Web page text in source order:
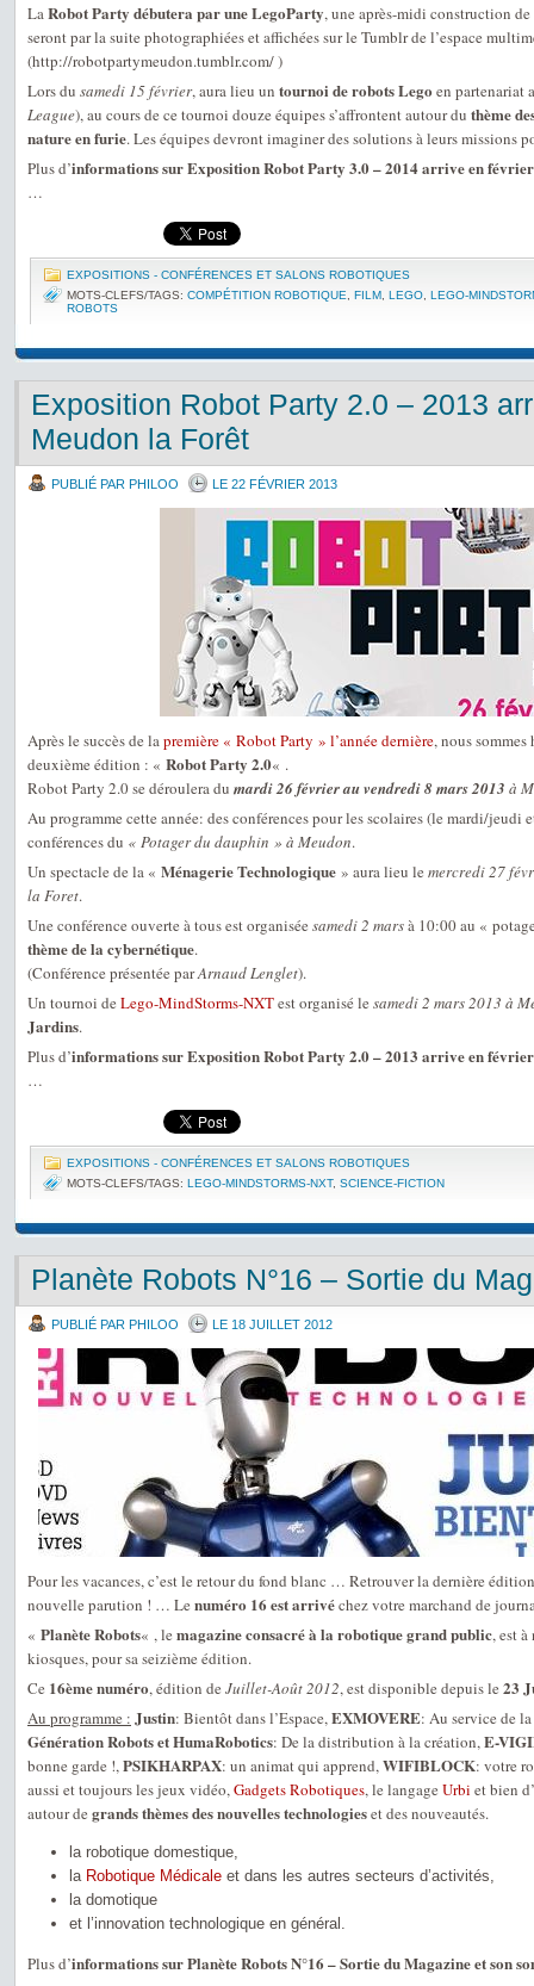
LaRobot Party débutera par une LegoParty, une après-midi construction
seront par la suite photographiées et affichées sur le Tumblr de l’espace
(http://robotpartymeudon.tumblr.com/ )
Lors du samedi 15 février, aura lieu un tournoi de robots Lego en partenariat
League), au cours de ce tournoi douze équipes s’affrontent autour du thème
nature en furie. Les équipes devront imaginer des solutions à leurs missions
Plus d’informations sur Exposition Robot Party 3.0 – 2014 arrive en
…
EXPOSITIONS - CONFÉRENCES ET SALONS ROBOTIQUES
MOTS-CLEFS/TAGS: COMPÉTITION ROBOTIQUE FILM LEGO LEGO-
ROBOTS
Exposition Robot Party 2.0 – 2013
Meudon la Forêt
PUBLIÉ PAR PHILOO LE 22 FÉVRIER 2013
Après le succès de lapremière « Robot Party » l’année dernière, nous
deuxième édition : « Robot Party 2.0« .
Robot Party 2.0 se déroulera du mardi 26 février au vendredi 8 mars 2013 à
Au programme cette année: des conférences pour les scolaires (le mardi/jeudi
conférences du « Potager du dauphin » à Meudon.
Un spectacle de la « Ménagerie Technologique » aura lieu le mercredi 27
la Foret.
Une conférence ouverte à tous est organisée samedi 2 marsà 10:00 au «
thème de la cybernétique.
(Conférence présentée parArnaud Lenglet).
Un tournoi de Lego-MindStorms-NXTest organisé le samedi 2 mars 2013 à
Jardins.
Plus d’informations sur Exposition Robot Party 2.0 – 2013 arrive en
…
EXPOSITIONS - CONFÉRENCES ET SALONS ROBOTIQUES
MOTS-CLEFS/TAGS: LEGO-MINDSTORMS-NXT, SCIENCE‐FICTION
Planète Robots N°16 – Sortie du
PUBLIÉ PAR PHILOO LE 18 JUILLET 2012
Pour les vacances, c’est le retour du fond blanc … Retrouver la dernière
nouvelle parution ! … Le numéro 16 est arrivéchez votre marchand de
« Planète Robots« , le magazine consacré à la robotique grand public, est
kiosques, pour sa seizième édition.
Ce 16ème numéro, édition de Juillet-Août 2012, est disponible depuis le 23
Au programme : Justin: Bientôt dans l’Espace,EXMOVERE: Au service de
Génération Robots et HumaRobotics: De la distribution à la création,E-
bonne garde !,PSIKHARPAX: un animat qui apprend,WIFIBLOCK: votre
aussi et toujours les jeux vidéo,Gadgets Robotiques, le langage Urbi et bien
autour de grands thèmes des nouvelles technologieset des nouveautés.
la robotique domestique,
la Robotique Médicale et dans les autres secteurs d’activités,
la domotique
et l’innovation technologique en général.
Plus d’informations sur Planète Robots N°16 – Sortie du Magazine et son